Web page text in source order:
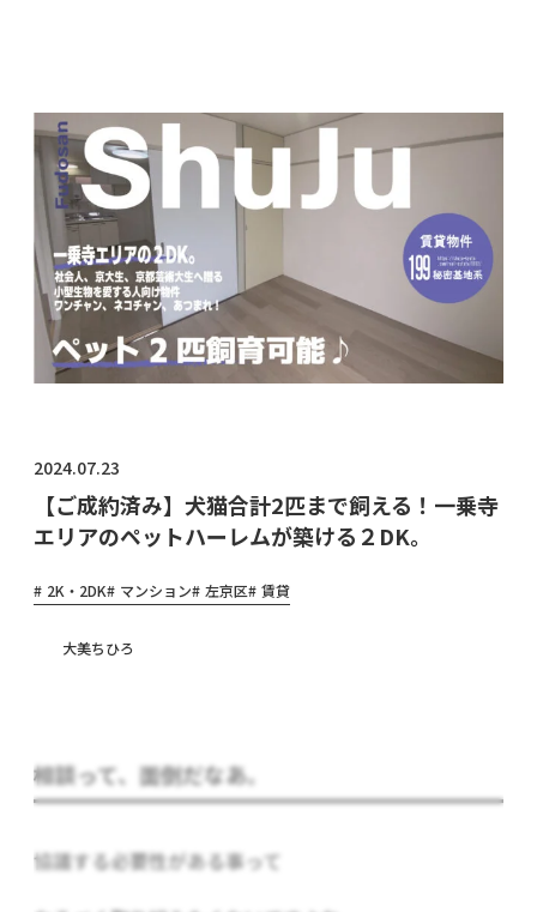
物件オ
ーナ
ー・管
理会社
様へ
2024.07.23
【ご成約済み】犬猫合計2匹まで飼える！一乗寺
エリアのペットハーレムが築ける２DK。
2K・2DK マンション 左京区 賃貸
大美ちひろ
相談って、面倒だなあ。
協議する必要性がある事って